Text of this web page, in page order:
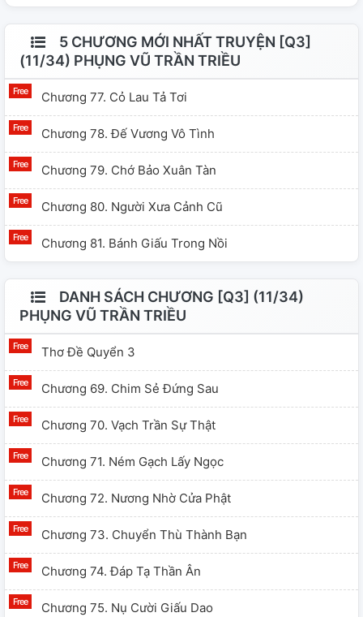
khảo - Đại Việt Sử Ký Toàn Thư - Wikipedia -
Thivien.net - hvdic.thivien.net
5 CHƯƠNG MỚI NHẤT TRUYỆN [Q3]
(11/34) PHỤNG VŨ TRẦN TRIỀU
Chương 77. Cỏ Lau Tả Tơi
Chương 78. Đế Vương Vô Tình
Chương 79. Chớ Bảo Xuân Tàn
Chương 80. Người Xưa Cảnh Cũ
Chương 81. Bánh Giấu Trong Nồi
DANH SÁCH CHƯƠNG [Q3] (11/34)
PHỤNG VŨ TRẦN TRIỀU
Thơ Đề Quyển 3
Chương 69. Chim Sẻ Đứng Sau
Chương 70. Vạch Trần Sự Thật
Chương 71. Ném Gạch Lấy Ngọc
Chương 72. Nương Nhờ Cửa Phật
Chương 73. Chuyển Thù Thành Bạn
Chương 74. Đáp Tạ Thần Ân
Chương 75. Nụ Cười Giấu Dao